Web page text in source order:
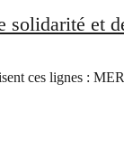
solidarité et
ces lignes :